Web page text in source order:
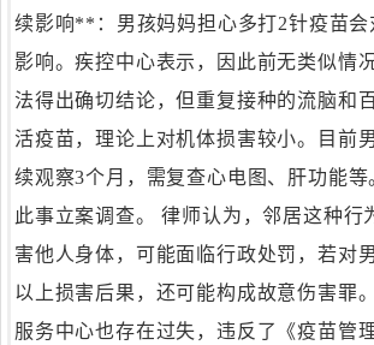
续影响**：男孩妈妈担心多打2针疫苗会
影响。疾控中心表示，因此前无类似情
法得出确切结论，但重复接种的流脑和
活疫苗，理论上对机体损害较小。目前
续观察3个月，需复查心电图、肝功能
此事立案调查。 律师认为，邻居这种行
害他人身体，可能面临行政处罚，若对
以上损害后果，还可能构成故意伤害罪
服务中心也存在过失，违反了《疫苗管